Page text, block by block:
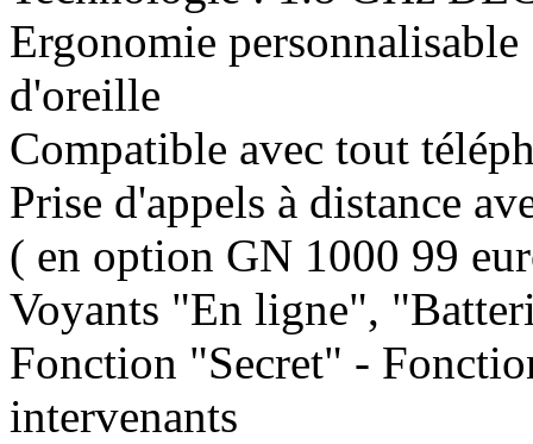
Ergonomie
d'oreille
Compatible avec tout
Prise d'appels à distance
( en option GN 1000 99
Voyants "En ligne",
Fonction "Secret" -
intervenants